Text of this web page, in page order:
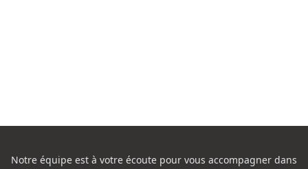
Notre équipe est à votre écoute pour vous accompagner dans